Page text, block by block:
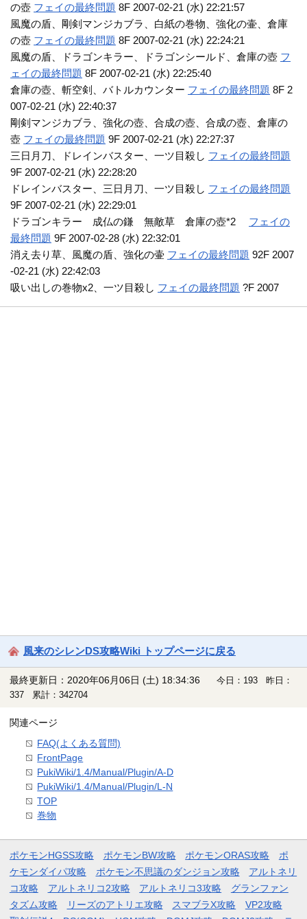
の壺 フェイの最終問題 8F 2007-02-21 (水) 22:21:57
風魔の盾、剛剣マンジカブラ、白紙の巻物、強化の壷、倉庫
の壺 フェイの最終問題 8F 2007-02-21 (水) 22:24:21
風魔の盾、ドラゴンキラー、ドラゴンシールド、倉庫の壺 フ
ェイの最終問題 8F 2007-02-21 (水) 22:25:40
倉庫の壺、斬空剣、バトルカウンター フェイの最終問題 8F 2
007-02-21 (水) 22:40:37
剛剣マンジカブラ、強化の壺、合成の壺、合成の壺、倉庫の
壺 フェイの最終問題 9F 2007-02-21 (水) 22:27:37
三日月刀、ドレインバスター、一ツ目殺し フェイの最終問題
9F 2007-02-21 (水) 22:28:20
ドレインバスター、三日月刀、一ツ目殺し フェイの最終問題
9F 2007-02-21 (水) 22:29:01
ドラゴンキラー 成仏の鎌 無敵草 倉庫の壺*2 フェイの
最終問題 9F 2007-02-28 (水) 22:32:01
消え去り草、風魔の盾、強化の壷 フェイの最終問題 92F 2007
-02-21 (水) 22:42:03
吸い出しの巻物x2、一ツ目殺し フェイの最終問題 ?F 2007
風来のシレンDS攻略Wiki トップページに戻る
最終更新日：2020年06月06日 (土) 18:34:36
今日：193 昨日：
337 累計：342704
関連ページ
FAQ(よくある質問)
FrontPage
PukiWiki/1.4/Manual/Plugin/A-D
PukiWiki/1.4/Manual/Plugin/L-N
TOP
巻物
ポケモンHGSS攻略 ポケモンBW攻略 ポケモンORAS攻略
ポ
ケモンダイパ攻略
ポケモン不思議のダンジョン攻略
アルトネリ
コ攻略
アルトネリコ2攻略 アルトネリコ3攻略
グランファン
タズム攻略
リーズのアトリエ攻略 スマブラX攻略
VP2攻略